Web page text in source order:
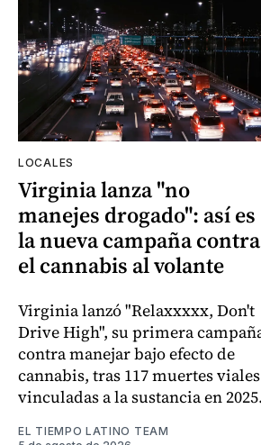
LOCALES
Virginia lanza "no
manejes drogado": así es
la nueva campaña contra
el cannabis al volante
Virginia lanzó "Relaxxxxx, Don't
Drive High", su primera
contra manejar bajo efecto de
cannabis, tras 117 muertes viales
vinculadas a la sustancia en 2025.
EL TIEMPO LATINO TEAM